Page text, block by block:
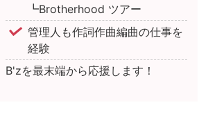
┗Brotherhood ツアー
管理人も作詞作曲編曲の仕事を
経験
B'zを最末端から応援します！